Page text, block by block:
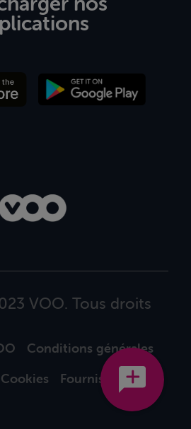
VOO. Tous droits
Conditions générales
Cookies Fournisseurs